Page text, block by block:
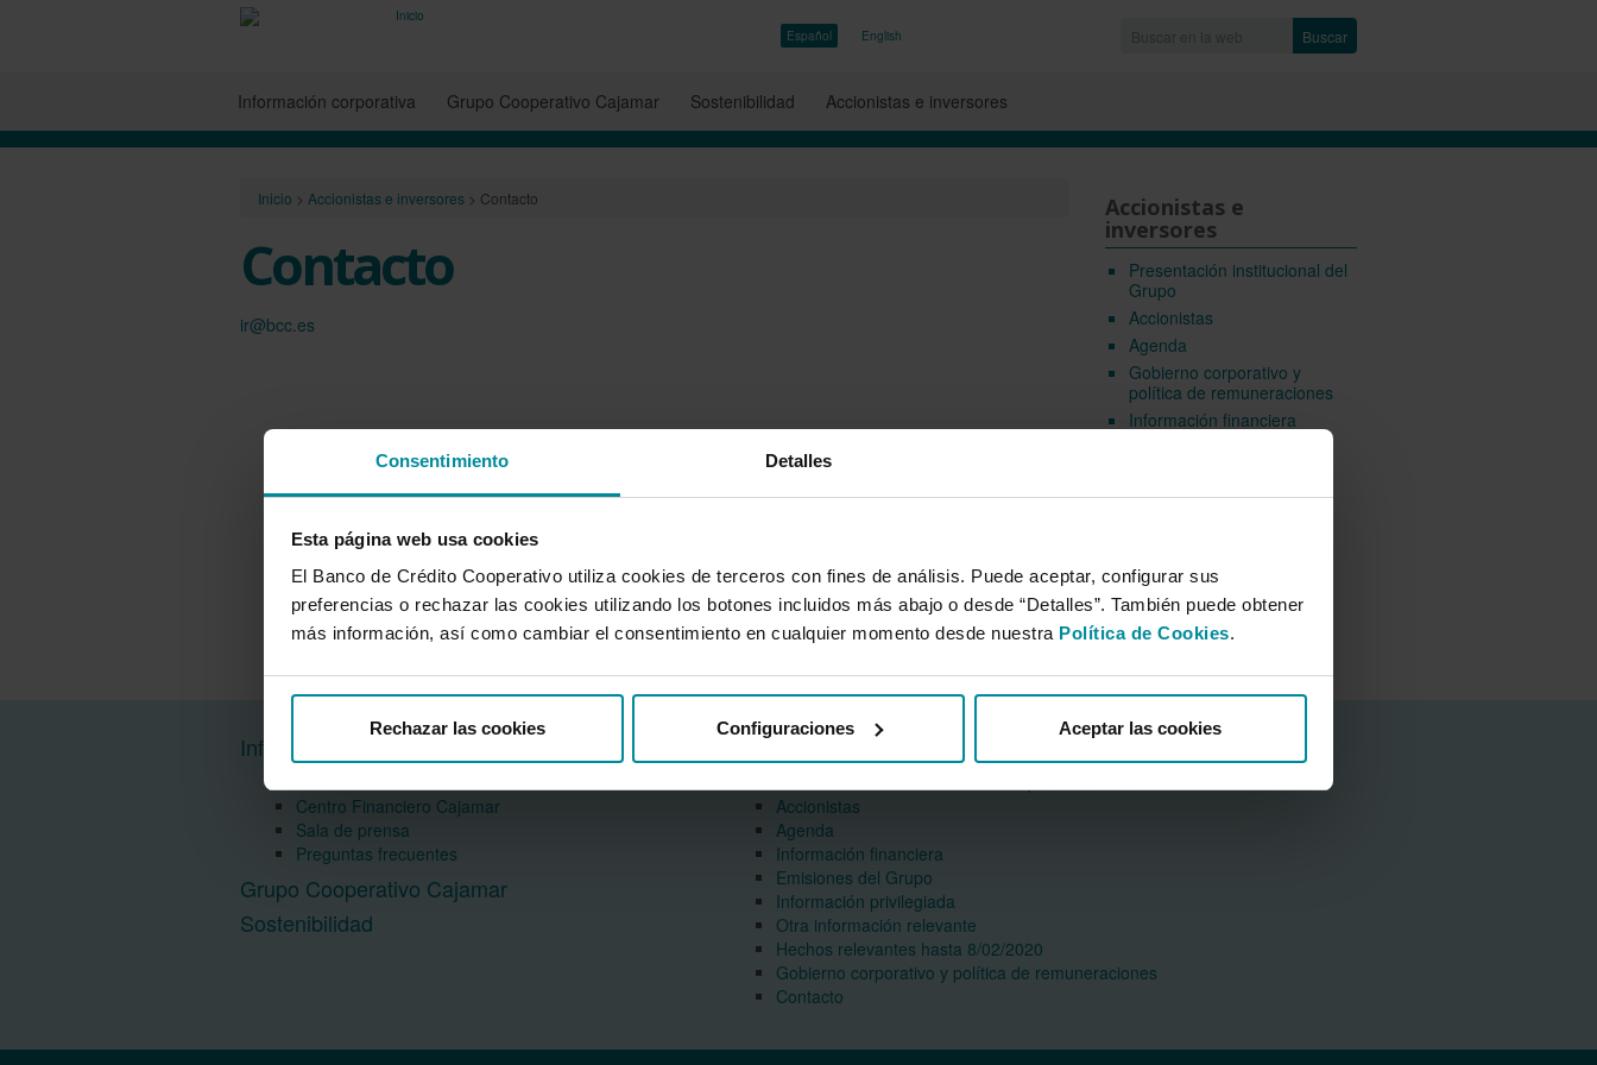
Consentimiento Detalles
Esta página web usa cookies
El Banco de Crédito Cooperativo utiliza cookies de terceros con fines de análisis. Puede aceptar, configurar sus
preferencias o rechazar las cookies utilizando los botones incluidos más abajo o desde “Detalles”. También puede obtener
más información, así como cambiar el consentimiento en cualquier momento desde nuestra Política de Cookies.
Rechazar las cookies Configuraciones Aceptar las cookies
Español English Buscar
Información corporativa Grupo Cooperativo Cajamar Sostenibilidad Accionistas e inversores
Inicio > Accionistas e inversores > Contacto
Contacto
ir@bcc.es
Accionistas e
inversores
Presentación institucional del
Grupo
Accionistas
Agenda
Gobierno corporativo y
política de remuneraciones
Información financiera
Otra información relevante
Contacto
Información corporativa
Centro Financiero Cajamar
Sala de prensa
Preguntas frecuentes
Grupo Cooperativo Cajamar
Sostenibilidad
Accionistas e inversores
Accionistas
Agenda
Información financiera
Emisiones del Grupo
Información privilegiada
Otra información relevante
Hechos relevantes hasta 8/02/2020
Gobierno corporativo y política de remuneraciones
Contacto